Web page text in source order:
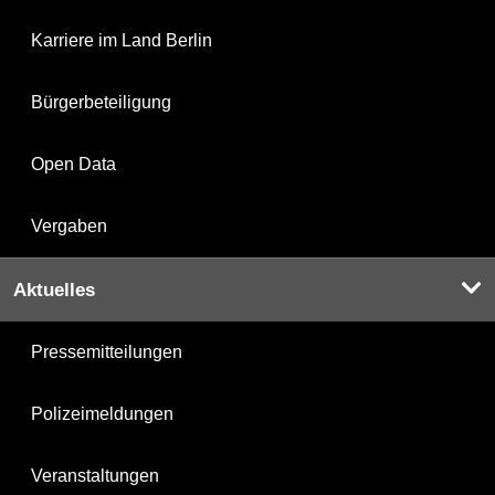
Karriere im Land Berlin
Bürgerbeteiligung
Open Data
Vergaben
Aktuelles
Pressemitteilungen
Polizeimeldungen
Veranstaltungen